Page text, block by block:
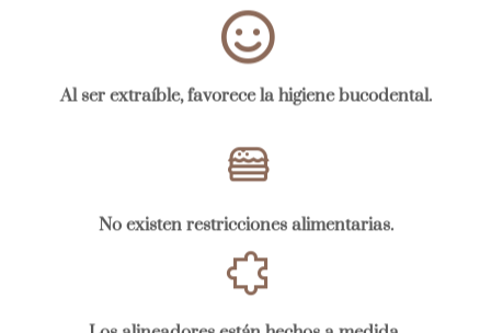
Al ser extraíble, favorece la higiene bucodental.
No existen restricciones alimentarias.